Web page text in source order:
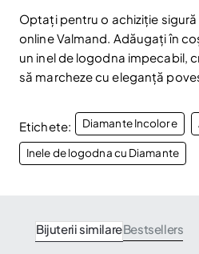
Optați pentru o achiziție
online Valmand. Adăugați în
un inel de logodna impecabil,
să marcheze cu eleganță
Etichete: Diamante Incolore
Inele de logodna cu Diamante
Bijuterii similareBestsellers